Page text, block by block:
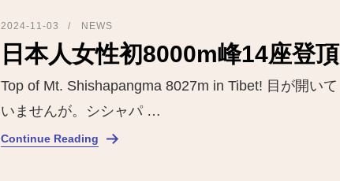
2024-11-03 NEWS
日本人女性初8000m峰14座登頂
Top of Mt. Shishapangma 8027m in Tibet! 目が開いて
いませんが。シシャパ …
Continue Reading